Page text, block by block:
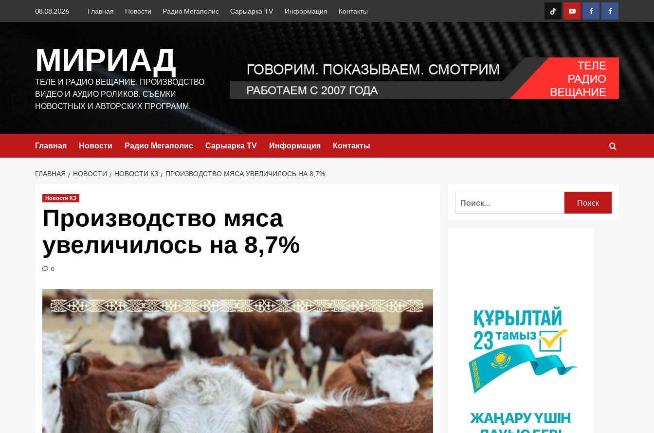
08.08.2026 Главная Новости Радио Мегаполис Сарыарка TV Информация Контакты
TT YoutubeFB1 FB2
МИРИАД
ТЕЛЕ И РАДИО ВЕЩАНИЕ. ПРОИЗВОДСТВО
ВИДЕО И АУДИО РОЛИКОВ. СЪЁМКИ
НОВОСТНЫХ И АВТОРСКИХ ПРОГРАММ.
Главная Новости Радио Мегаполис Сарыарка TV Информация Контакты
ГЛАВНАЯ НОВОСТИ НОВОСТИ КЗ ПРОИЗВОДСТВО МЯСА УВЕЛИЧИЛОСЬ НА 8,7%
Новости КЗ
Производство мяса
увеличилось на 8,7%
0